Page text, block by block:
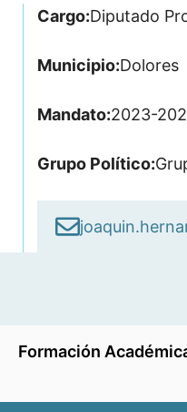
Cargo:Diputado
Municipio:Dolores
Mandato:2023-
Grupo Político:
Formación